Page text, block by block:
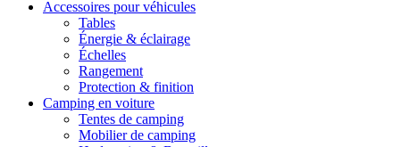
Accessoires pour véhicules
Tables
Énergie & éclairage
Échelles
Rangement
Protection & finition
Camping en voiture
Tentes de camping
Mobilier de camping